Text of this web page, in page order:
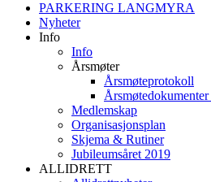
PARKERING LANGMYRA
Nyheter
Info
Info
Årsmøter
Årsmøteprotokoll
Medlemskap
Organisasjonsplan
Skjema & Rutiner
Jubileumsåret 2019
ALLIDRETT